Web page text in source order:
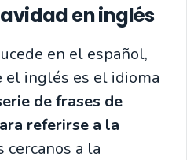
en inglés
en el español,
el inglés es el idioma
de frases de
referirse a la
cercanos a la